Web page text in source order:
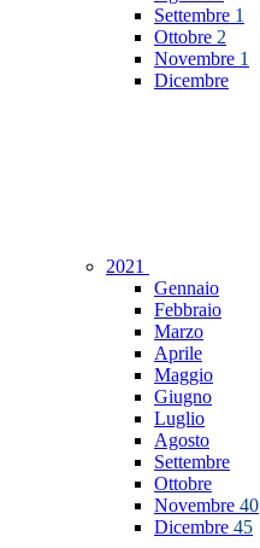
Settembre 1
Ottobre 2
Novembre 1
Dicembre
2021
Gennaio
Febbraio
Marzo
Aprile
Maggio
Giugno
Luglio
Agosto
Settembre
Ottobre
Novembre 40
Dicembre 45